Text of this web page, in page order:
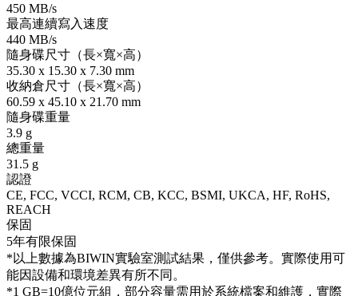
450 MB/s
最高連續寫入速度
440 MB/s
隨身碟尺寸（長×寬×高）
35.30 x 15.30 x 7.30 mm
收納倉尺寸（長×寬×高）
60.59 x 45.10 x 21.70 mm
隨身碟重量
3.9 g
總重量
31.5 g
認證
CE, FCC, VCCI, RCM, CB, KCC, BSMI, UKCA, HF, RoHS,
REACH
保固
5年有限保固
*以上數據為BIWIN實驗室測試結果，僅供參考。實際使用可
能因設備和環境差異有所不同。
*1 GB=10億位元組，部分容量需用於系統檔案和維護，實際